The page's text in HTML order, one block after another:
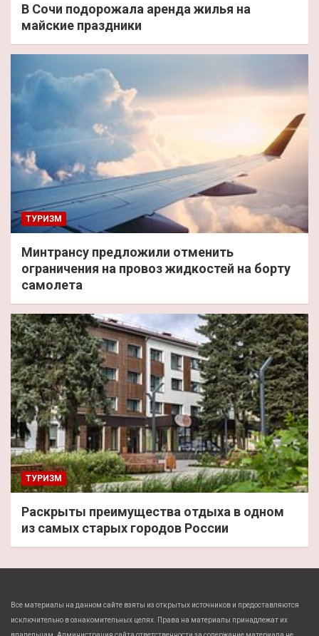
В Сочи подорожала аренда жилья на
майские праздники
ТУРИЗМ
Минтрансу предложили отменить
ограничения на провоз жидкостей на борту
самолета
ТУРИЗМ
Раскрыты преимущества отдыха в одном
из самых старых городов России
Все материалы на данном сайте взяты из открытых источников и предоставляются
исключительно в ознакомительных целях. Права на материалы принадлежат их